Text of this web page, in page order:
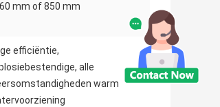
mm of 850 mm
efficiëntie,
alle
warm